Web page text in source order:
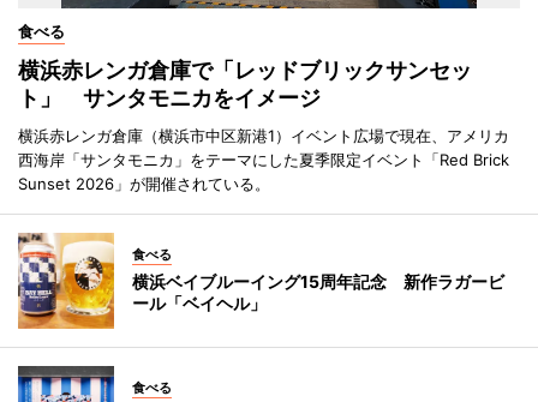
食べる
横浜赤レンガ倉庫で「レッドブリックサンセッ
ト」 サンタモニカをイメージ
横浜赤レンガ倉庫（横浜市中区新港1）イベント広場で現在、アメリカ
西海岸「サンタモニカ」をテーマにした夏季限定イベント「Red Brick
Sunset 2026」が開催されている。
食べる
横浜ベイブルーイング15周年記念 新作ラガービ
ール「ベイヘル」
食べる